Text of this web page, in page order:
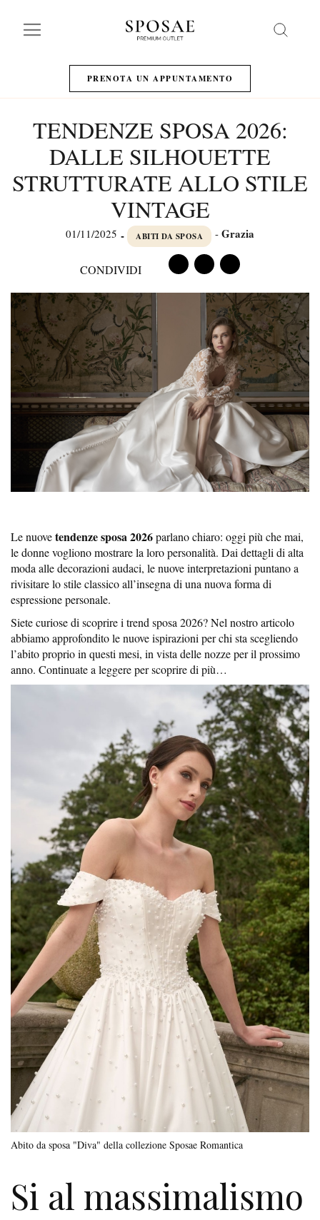
PRENOTA UN APPUNTAMENTO
TENDENZE SPOSA 2026:
DALLE SILHOUETTE
STRUTTURATE ALLO STILE
VINTAGE
01/11/2025 - ABITI DA SPOSA - Grazia
CONDIVIDI
Le nuovetendenze sposa 2026parlano chiaro: oggi più che mai,
le donne vogliono mostrare la loro personalità. Dai dettagli di alta
moda alle decorazioni audaci, le nuove interpretazioni puntano a
rivisitare lo stile classico all’insegna di una nuova forma di
espressione personale.
Siete curiose di scoprire i trend sposa 2026? Nel nostro articolo
abbiamo approfondito le nuove ispirazioni per chi sta scegliendo
l’abito proprio in questi mesi, in vista delle nozze per il prossimo
anno. Continuate a leggere per scoprire di più…
Abito da sposa "Diva" della collezione Sposae Romantica
Si al massimalismo